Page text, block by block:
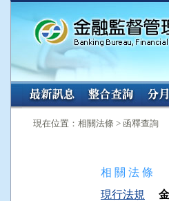
:::
現在位置：相關法條 > 函釋查詢
相 關 法 條
現行法規